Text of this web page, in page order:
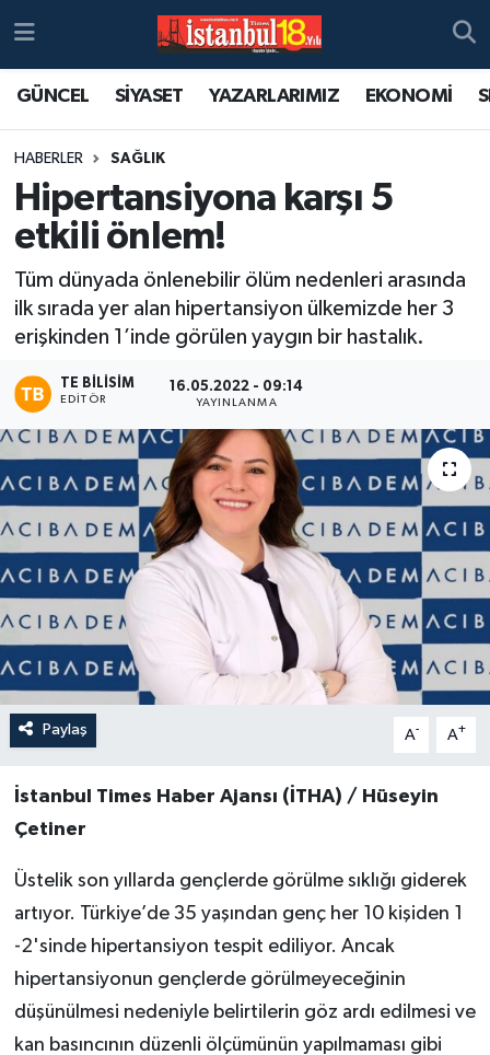
GÜNCEL SİYASET YAZARLARIMIZ EKONOMİ
HABERLER SAĞLIK
Hipertansiyona karşı 5
etkili önlem!
Tüm dünyada önlenebilir ölüm nedenleri arasında
ilk sırada yer alan hipertansiyon ülkemizde her 3
erişkinden 1’inde görülen yaygın bir hastalık.
TE BILISIM
EDITÖR
16.05.2022 - 09:14
YAYINLANMA
Paylaş A- A+
İstanbul Times Haber Ajansı (İTHA) / Hüseyin
Çetiner
Üstelik son yıllarda gençlerde görülme sıklığı giderek
artıyor. Türkiye’de 35 yaşından genç her 10 kişiden 1
-2'sinde hipertansiyon tespit ediliyor. Ancak
hipertansiyonun gençlerde görülmeyeceğinin
düşünülmesi nedeniyle belirtilerin göz ardı edilmesi ve
kan basıncının düzenli ölçümünün yapılmaması gibi